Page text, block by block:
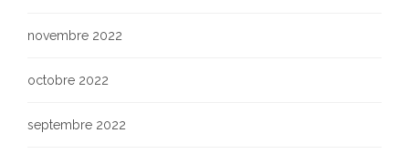
novembre 2022
octobre 2022
septembre 2022